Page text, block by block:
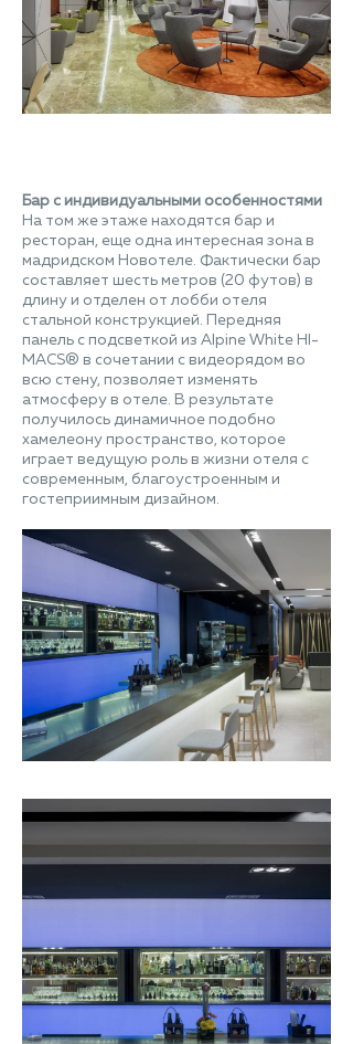
Бар с индивидуальными особенностями
На том же этаже находятся бар и
ресторан, еще одна интересная зона в
мадридском Новотеле. Фактически бар
составляет шесть метров (20 футов) в
длину и отделен от лобби отеля
стальной конструкцией. Передняя
панель с подсветкой из Alpine White HI-
MACS® в сочетании с видеорядом во
всю стену, позволяет изменять
атмосферу в отеле. В результате
получилось динамичное подобно
хамелеону пространство, которое
играет ведущую роль в жизни отеля с
современным, благоустроенным и
гостеприимным дизайном.